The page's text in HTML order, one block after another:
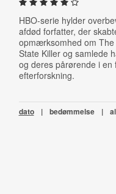
HBO-serie hylder
afdød forfatter, der
opmærksomhed om The
State Killer og samlede
og deres pårørende i
efterforskning.
dato | bedømmelse |